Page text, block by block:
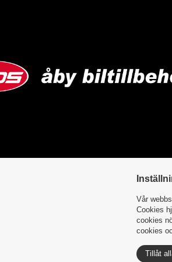
| Åby Biltillbehör AB © 2023
Vår
Cookies
cookies
cookies
Tillåt